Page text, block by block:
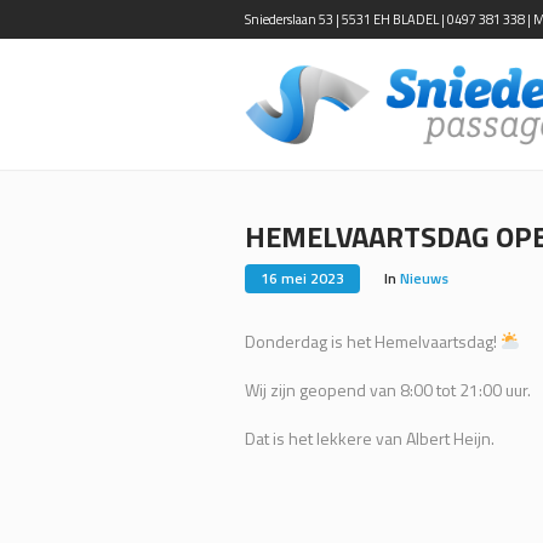
Sniederslaan 53 | 5531 EH BLADEL | 0497 381 338 |
HEMELVAARTSDAG
16 mei 2023 In Nieuws
Donderdag is het Hemelvaartsdag!
Wij zijn geopend van 8:00 tot 21:00 uur.
Dat is het lekkere van Albert Heijn.